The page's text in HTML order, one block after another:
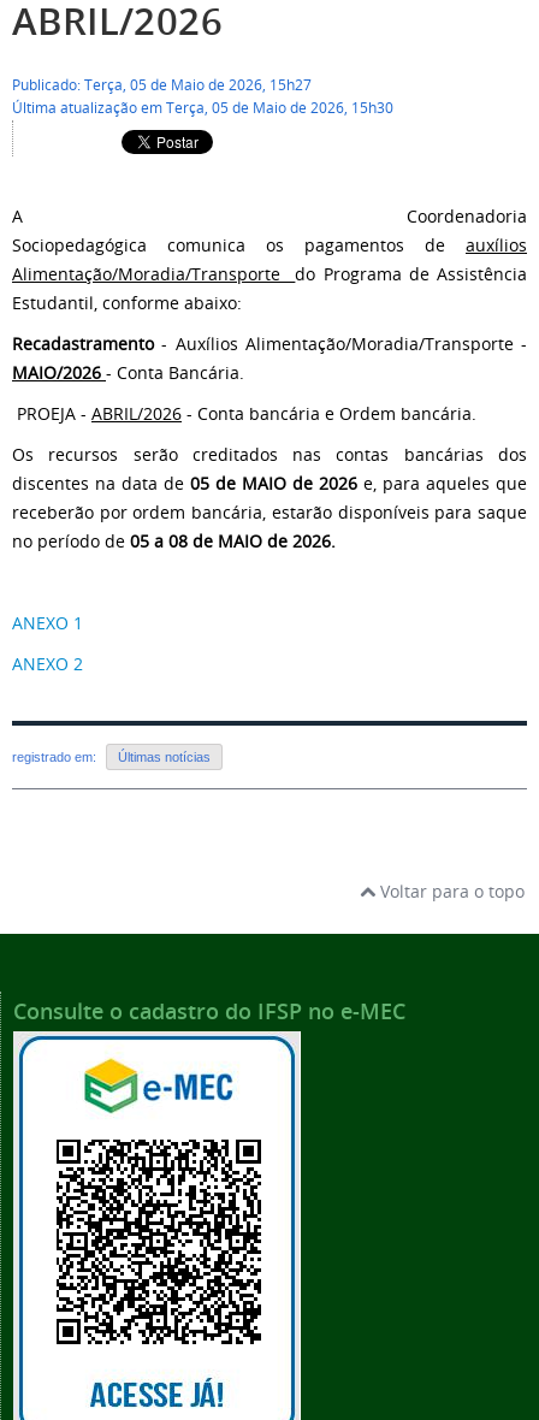
ABRIL/2026
Publicado: Terça, 05 de Maio de 2026, 15h27
Última atualização em Terça, 05 de Maio de 2026, 15h30
A Coordenadoria
Sociopedagógica comunica os pagamentos de auxílios
Alimentação/Moradia/Transportedo Programa de Assistência
Estudantil, conforme abaixo:
Recadastramento- Auxílios Alimentação/Moradia/Transporte -
MAIO/2026 - Conta Bancária.
PROEJA - ABRIL/2026 - Conta bancária e Ordem bancária.
Os recursos serão creditados nas contas bancárias dos
discentes na data de 05 de MAIO de 2026 e, para aqueles que
receberão por ordem bancária, estarão disponíveis para saque
no período de 05 a 08 de MAIO de 2026.
ANEXO 1
ANEXO 2
registrado em: Últimas notícias
Voltar para o topo
Consulte o cadastro do IFSP no e-MEC